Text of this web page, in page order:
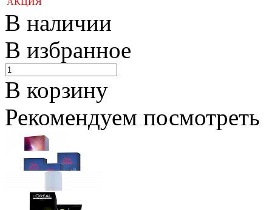
В наличии
В избранное
В корзину
Рекомендуем посмотреть